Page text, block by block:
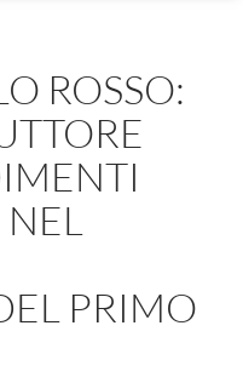
ROSSO:
PRIMO